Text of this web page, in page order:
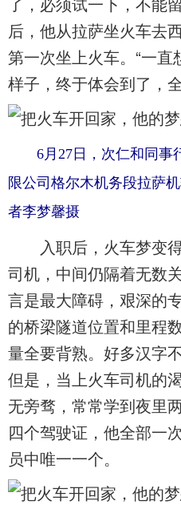
后，他从拉萨坐火车
第一次坐上火车。“一
样子，终于体会到了，
6月27日，次仁和同事
限公司格尔木机务段拉萨
者李梦馨摄
入职后，火车梦变得
司机，中间仍隔着无数
言是最大障碍，艰深的
的桥梁隧道位置和里程
量全要背熟。好多汉字
但是，当上火车司机的
无旁骛，常常学到夜里
四个驾驶证，他全部一
员中唯一一个。